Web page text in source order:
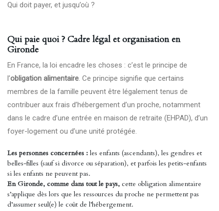
Qui doit payer, et jusqu’où ?
Qui paie quoi ? Cadre légal et organisation en
Gironde
En France, la loi encadre les choses : c’est le principe de
l’obligation alimentaire. Ce principe signifie que certains
membres de la famille peuvent être légalement tenus de
contribuer aux frais d’hébergement d’un proche, notamment
dans le cadre d’une entrée en maison de retraite (EHPAD), d’un
foyer-logement ou d’une unité protégée.
Les personnes concernées : les enfants (ascendants), les gendres et
belles-filles (sauf si divorce ou séparation), et parfois les petits-enfants
si les enfants ne peuvent pas.
En Gironde, comme dans tout le pays, cette obligation alimentaire
s’applique dès lors que les ressources du proche ne permettent pas
d’assumer seul(e) le coût de l’hébergement.